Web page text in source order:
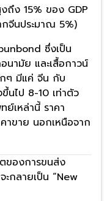
ถึง 15% ของ GDP
จีนประมาณ 5%)
ซึ่งเป็น
ามัย และเสื้อกาวน์
ๆ มีแค่ จีน กับ
นไป 8-10 เท่าตัว
ย์เหล่านี้ ราคา
าขาย นอกเหนือจาก
ของการขนส่ง
ะกลายเป็น “New